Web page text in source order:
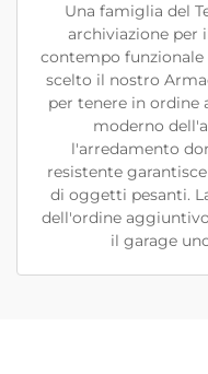
Una famiglia del
archiviazione per
contempo funzionale
scelto il nostro
per tenere in ordine
moderno
l'arredamento
resistente
di oggetti pesanti.
dell'ordine
il garage